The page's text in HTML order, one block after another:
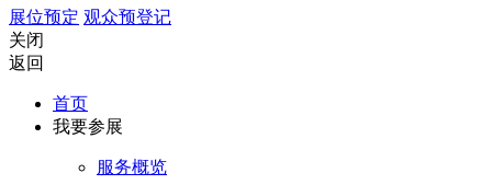
展位预定 观众预登记
关闭
返回
首页
我要参展
服务概览